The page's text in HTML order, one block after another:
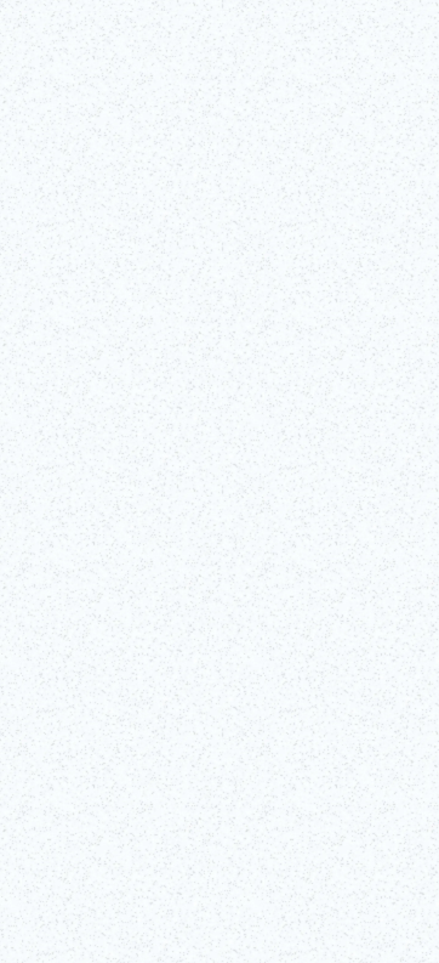
Il motivo in vetro tagliato Edo
immerso nel mondo del vetro,
Questo è un piano per realizzare oggetti in vetro